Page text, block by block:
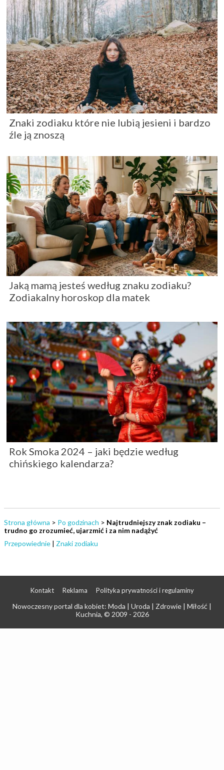
Znaki zodiaku które nie lubią jesieni i bardzo
źle ją znoszą
Jaką mamą jesteś według znaku zodiaku?
Zodiakalny horoskop dla matek
Rok Smoka 2024 – jaki będzie według
chińskiego kalendarza?
Strona główna > Po godzinach > Najtrudniejszy znak zodiaku –
trudno go zrozumieć, ujarzmić i za nim nadążyć
Przepowiednie | Znaki zodiaku
Kontakt Reklama Polityka prywatności i regulaminy
Nowoczesny portal dla kobiet: Moda | Uroda | Zdrowie | Miłość |
Kuchnia, © 2009 - 2026